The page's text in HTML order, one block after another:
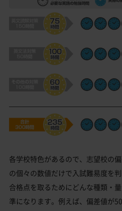
各学校特色があるので、志望校の
の個々の数値だけで入試難易度を
合格点を取るためにどんな種類・
準になります。例えば、偏差値が